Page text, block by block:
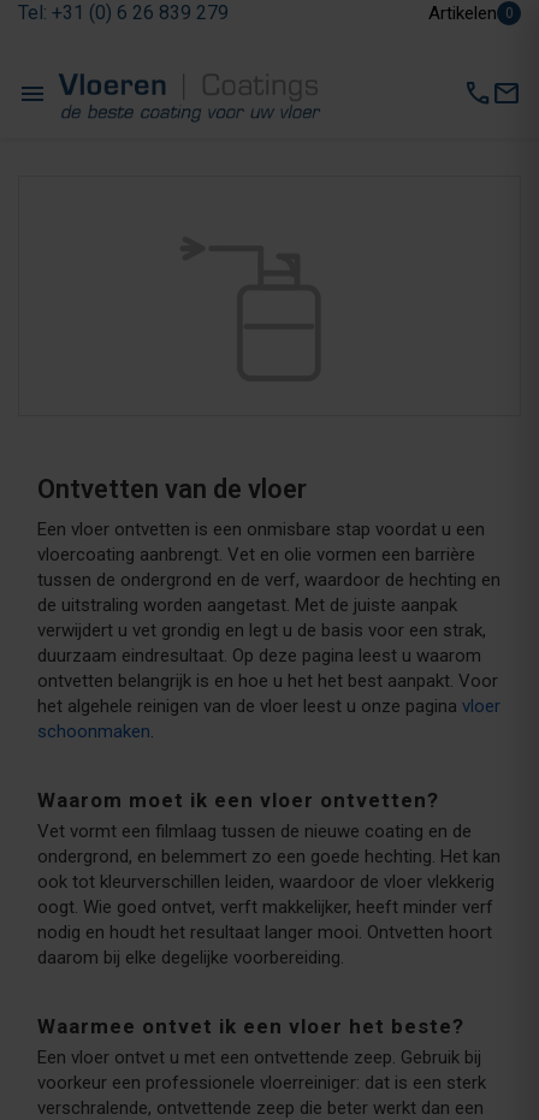
Tel: +31 (0) 6 26 839 279 Artikelen 0
menu callmail
Ontvetten van de vloer
Een vloer ontvetten is een onmisbare stap voordat u een
vloercoating aanbrengt. Vet en olie vormen een barrière
tussen de ondergrond en de verf, waardoor de hechting en
de uitstraling worden aangetast. Met de juiste aanpak
verwijdert u vet grondig en legt u de basis voor een strak,
duurzaam eindresultaat. Op deze pagina leest u waarom
ontvetten belangrijk is en hoe u het het best aanpakt. Voor
het algehele reinigen van de vloer leest u onze pagina vloer
schoonmaken.
Waarom moet ik een vloer ontvetten?
Vet vormt een filmlaag tussen de nieuwe coating en de
ondergrond, en belemmert zo een goede hechting. Het kan
ook tot kleurverschillen leiden, waardoor de vloer vlekkerig
oogt. Wie goed ontvet, verft makkelijker, heeft minder verf
nodig en houdt het resultaat langer mooi. Ontvetten hoort
daarom bij elke degelijke voorbereiding.
Waarmee ontvet ik een vloer het beste?
Een vloer ontvet u met een ontvettende zeep. Gebruik bij
voorkeur een professionele vloerreiniger: dat is een sterk
verschralende, ontvettende zeep die beter werkt dan een